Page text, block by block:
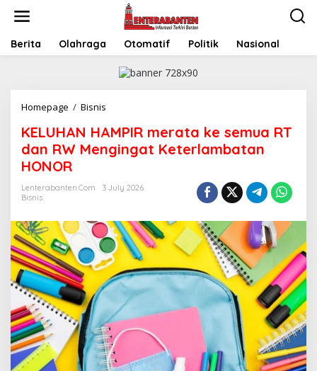
Berita Olahraga Otomatif Politik Nasional
Homepage / Bisnis
merata
ke
semua
dan
Keterlambatan
HONOR
KELUHAN HAMPIR merata ke semua RT
dan RW Mengingat Keterlambatan
HONOR
Lenterabanten.com
3 July 2026
Bisnis